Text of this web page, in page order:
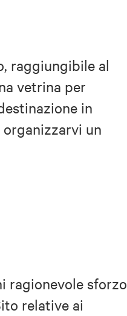
raggiungibile al
vetrina per
in
un
ragionevole sforzo
relative ai